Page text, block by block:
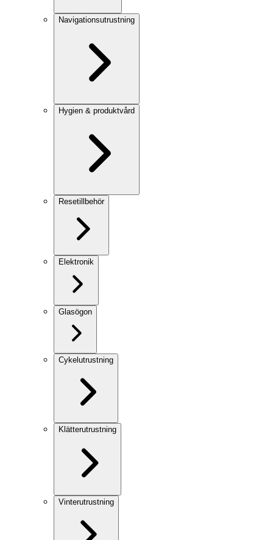
Navigationsutrustning
Hygien & produktvård
Resetillbehör
Elektronik
Glasögon
Cykelutrustning
Klätterutrustning
Vinterutrustning